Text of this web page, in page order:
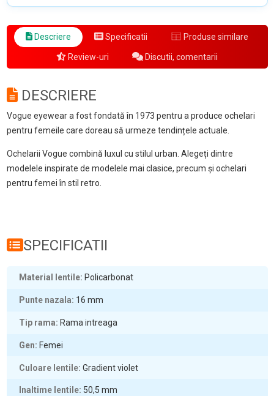
Descriere Specificatii Produse similare
Review-uri Discutii, comentarii
DESCRIERE
Vogue eyewear a fost fondată în 1973 pentru a produce ochelari
pentru femeile care doreau să urmeze tendințele actuale.
Ochelarii Vogue combină luxul cu stilul urban. Alegeți dintre
modelele inspirate de modelele mai clasice, precum și ochelari
pentru femei în stil retro.
SPECIFICATII
Material lentile Policarbonat
Punte nazala 16 mm
Tip rama Rama intreaga
Gen Femei
Culoare lentile Gradient violet
Inaltime lentile 50,5 mm